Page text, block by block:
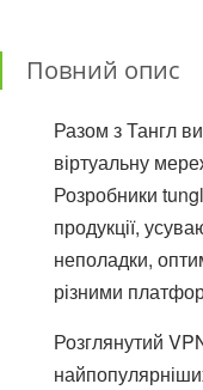
Повний опис
Разом з Тангл
віртуальну
Розробники
продукції,
неполадки,
різними
Розглянутий